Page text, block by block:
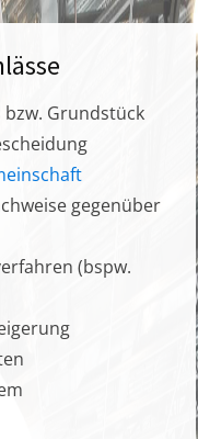
bzw. Grundstück
gegenüber
(bspw.